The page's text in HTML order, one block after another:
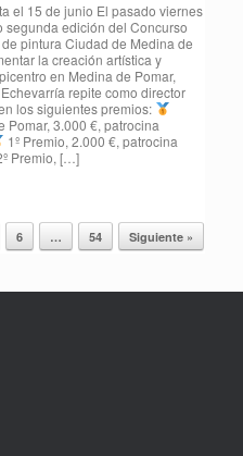
el 15 de junio El pasado viernes
segunda edición del Concurso
pintura Ciudad de Medina de
la creación artística y
en Medina de Pomar,
repite como director
los siguientes premios:
Pomar, 3.000 €, patrocina
1º Premio, 2.000 €, patrocina
Premio, […]
6 … 54 Siguiente »